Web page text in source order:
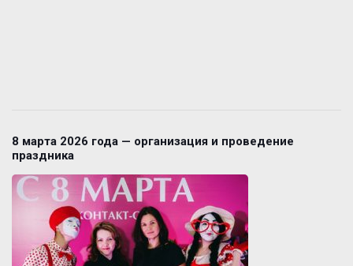
8 марта 2026 года — организация и проведение
праздника